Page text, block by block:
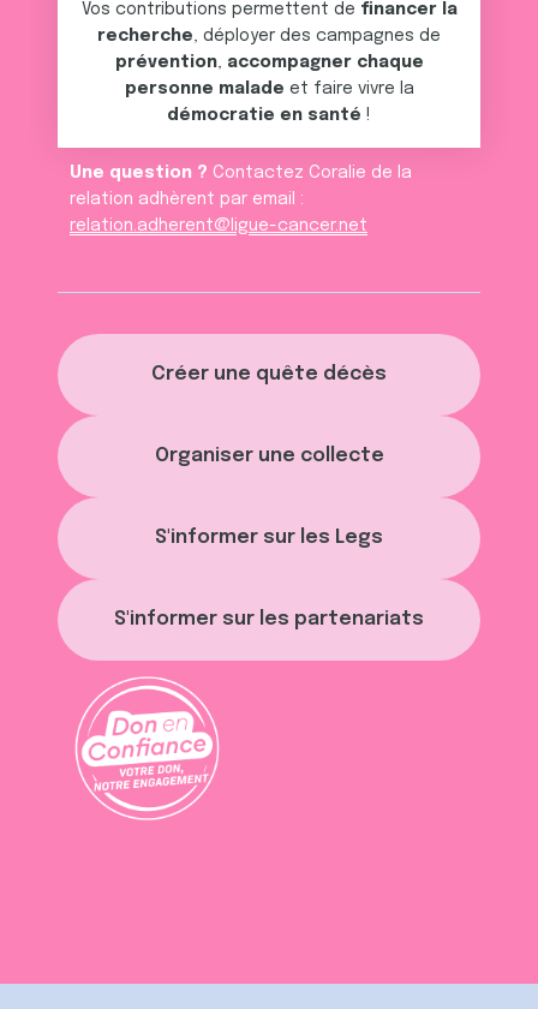
Créer une quête décès
Organiser une collecte
S'informer sur les Legs
S'informer sur les partenariats
Vos contributions permettent de financer la
recherche, déployer des campagnes de
prévention, accompagner chaque
personne malade et faire vivre la
démocratie en santé !
Une question ? Contactez Coralie de la
relation adhèrent par email :
relation.adherent@ligue-cancer.net